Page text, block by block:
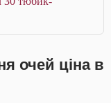
очей ціна в